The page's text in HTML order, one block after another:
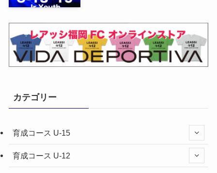
カテゴリー
育成コース U-15
育成コース U-12